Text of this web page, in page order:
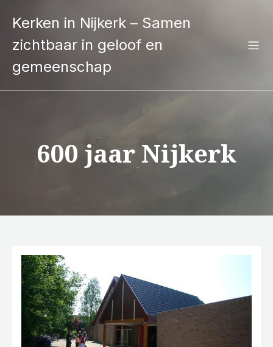
Kerken in Nijkerk – Samen
zichtbaar in geloof en
gemeenschap
600 jaar Nijkerk